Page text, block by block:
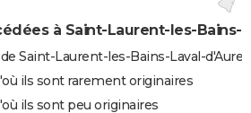
à Saint-Laurent-les-Bains-
Saint-Laurent-les-Bains-Laval-
ils sont rarement originaires
ils sont peu originaires